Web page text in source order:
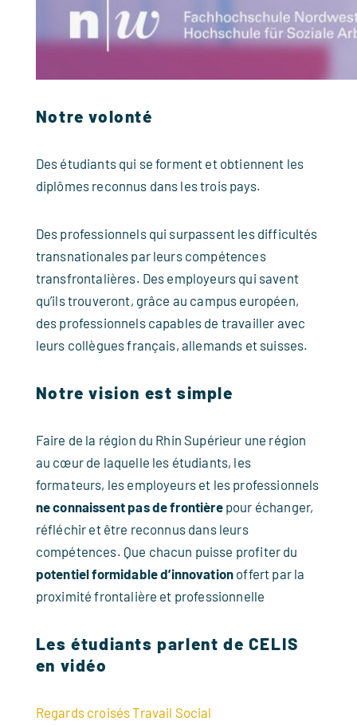
Notre volonté
Des étudiants qui se forment et obtiennent les
diplômes reconnus dans les trois pays.
Des professionnels qui surpassent les difficultés
transnationales par leurs compétences
transfrontalières. Des employeurs qui savent
qu’ils trouveront, grâce au campus européen,
des professionnels capables de travailler avec
leurs collègues français, allemands et suisses.
Notre vision est simple
Faire de la région du Rhin Supérieur une région
au cœur de laquelle les étudiants, les
formateurs, les employeurs et les professionnels
ne connaissent pas de frontièrepour échanger,
réfléchir et être reconnus dans leurs
compétences. Que chacun puisse profiter du
potentielformidable d’innovation offert par la
proximité frontalière et professionnelle
Les étudiants parlent de CELIS
en vidéo
Regards croisés Travail Social